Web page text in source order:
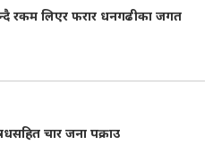
रकम लिएर फरार धनगढीका जगत
चार जना पक्राउ